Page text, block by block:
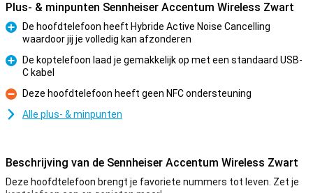
Plus- & minpunten Sennheiser Accentum Wireless Zwart
Pluspunt
De hoofdtelefoon heeft Hybride Active Noise Cancelling
waardoor jij je volledig kan afzonderen
Pluspunt
De koptelefoon laad je gemakkelijk op met een standaard USB-
C kabel
Minpunt
Deze hoofdtelefoon heeft geen NFC ondersteuning
Alle plus- & minpunten
Beschrijving van de Sennheiser Accentum Wireless Zwart
Deze hoofdtelefoon brengt je favoriete nummers tot leven. Zet je